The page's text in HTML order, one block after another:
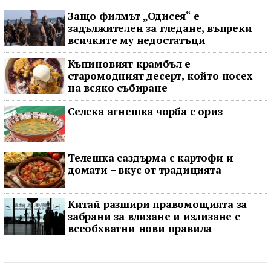
Защо филмът „Одисея“ е
задължителен за гледане, въпреки
всичките му недостатъци
Къпиновият крамбъл е
старомодният десерт, който носех
на всяко събиране
Селска агнешка чорба с ориз
Телешка саздърма с картофи и
домати – вкус от традицията
Китай разшири правомощията за
забрани за влизане и излизане с
всеобхватни нови правила